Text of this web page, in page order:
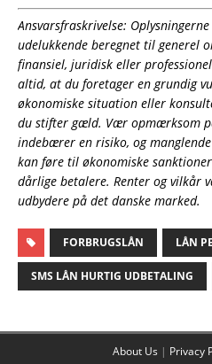
Ansvarsfraskrivelse:
udelukkende beregnet til generel
finansiel, juridisk eller
altid, at du foretager en grundig
økonomiske situation eller
du stifter gæld. Vær opmærksom
indebærer en risiko, og
kan føre til økonomiske
dårlige betalere. Renter og vilkår
udbydere på det danske marked.
FORBRUGSLÅN LÅN
SMS LÅN HURTIG UDBETALING
About Us | Privacy